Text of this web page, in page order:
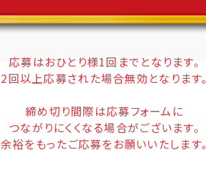
応募はおひとり様1回までとなります。
2回以上応募された場合無効となります。
締め切り間際は応募フォームに
つながりにくくなる場合がございます。
余裕をもったご応募をお願いいたします｡